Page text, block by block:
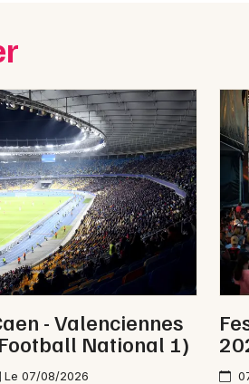
Choisir mes
Mon email
- Valenciennes
National 1)
Le 07/08/2026